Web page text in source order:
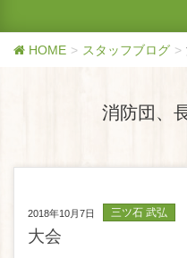
HOME スタッフブログ
消防団、
2018年10月7日 三ツ石 武弘
大会